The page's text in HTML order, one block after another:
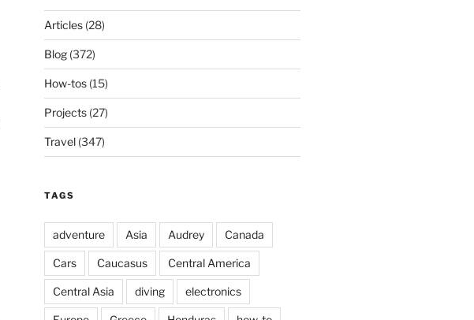
Articles(28)
Blog(372)
How-tos(15)
Projects(27)
Travel(347)
TAGS
adventure Asia Audrey Canada
Cars Caucasus Central America
Central Asia diving electronics